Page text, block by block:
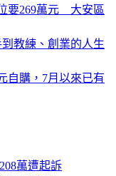
要269萬元 大安區
教練、創業的人生
自購，7月以來已有
萬遭起訴